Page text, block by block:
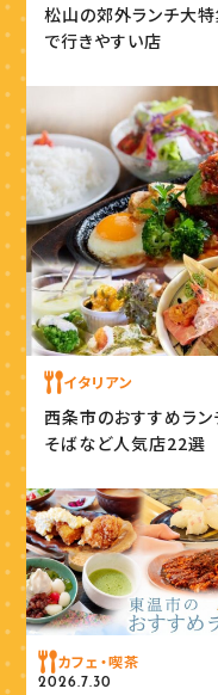
松山の郊外ランチ大
で行きやすい店
イタリアン
西条市のおすすめラン
そばなど人気店22選
カフェ・喫茶
2026.7.30